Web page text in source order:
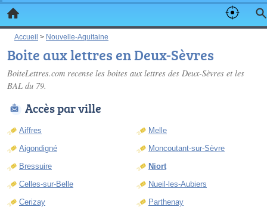
Accueil > Nouvelle-Aquitaine
Boite aux lettres en Deux-Sèvres
BoiteLettres.com recense les boites aux lettres des Deux-Sèvres et les
BAL du 79.
Accès par ville
Aiffres
Aigondigné
Bressuire
Celles-sur-Belle
Cerizay
Melle
Moncoutant-sur-Sèvre
Niort
Nueil-les-Aubiers
Parthenay